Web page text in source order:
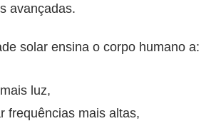
avançadas.
solar ensina o corpo humano a:
luz,
frequências mais altas,